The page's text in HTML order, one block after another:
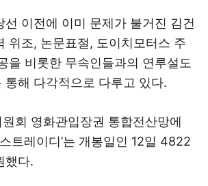
선 이전에 이미 문제가 불거진 김건
위조, 논문표절, 도이치모터스 주
을 비롯한 무속인들과의 연루설도
통해 다각적으로 다루고 있다.
회 영화관입장권 통합전산망에
트레이디’는 개봉일인 12일 4822
했다.